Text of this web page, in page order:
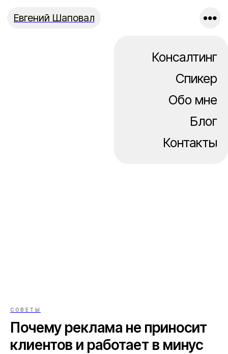
Евгений Шаповал
Спикер
СОВЕТЫ
Почему реклама не приносит
клиентов и работает в минус